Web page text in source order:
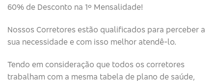
60% de Desconto na 1º Mensalidade!
Nossos Corretores estão qualificados para perceber a
sua necessidade e com isso melhor atendê-lo.
Tendo em consideração que todos os corretores
trabalham com a mesma tabela de plano de saúde,